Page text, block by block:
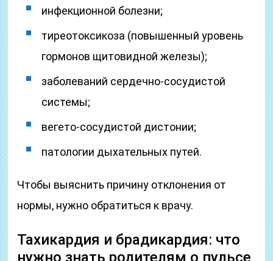
инфекционной болезни;
тиреотоксикоза (повышенный уровень
гормонов щитовидной железы);
заболеваний сердечно-сосудистой
системы;
вегето-сосудистой дистонии;
патологии дыхательных путей.
Чтобы выяснить причину отклонения от
нормы, нужно обратиться к врачу.
Тахикардия и брадикардия: что
нужно знать родителям о пульсе